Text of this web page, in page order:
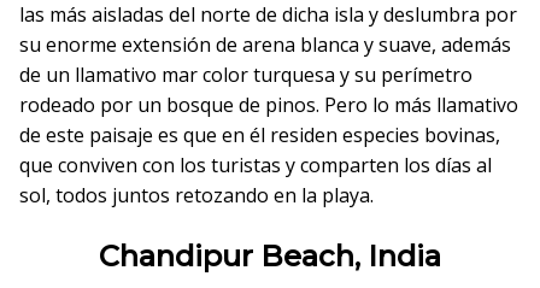
las más aisladas del norte de dicha isla y deslumbra por
su enorme extensión de arena blanca y suave, además
de un llamativo mar color turquesa y su perímetro
rodeado por un bosque de pinos. Pero lo más llamativo
de este paisaje es que en él residen especies bovinas,
que conviven con los turistas y comparten los días al
sol, todos juntos retozando en la playa.
Chandipur Beach, India